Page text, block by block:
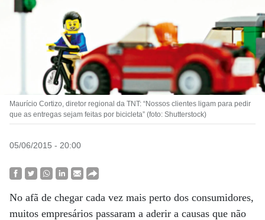
Maurício Cortizo, diretor regional da TNT: “Nossos clientes ligam para pedir
que as entregas sejam feitas por bicicleta” (foto: Shutterstock)
05/06/2015 - 20:00
No afã de chegar cada vez mais perto dos consumidores,
muitos empresários passaram a aderir a causas que não